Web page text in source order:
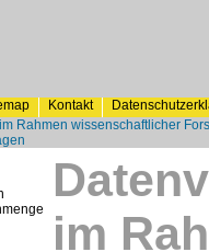
Kontakt
Rahmen wissenschaftlicher
im